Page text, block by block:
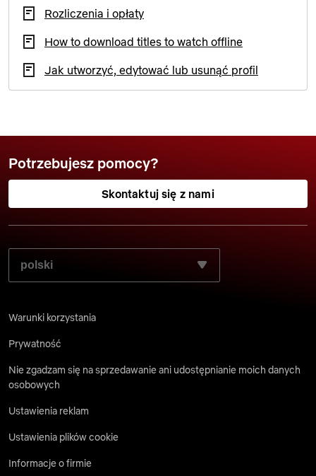
Rozliczenia i opłaty
How to download titles to watch offline
Jak utworzyć, edytować lub usunąć profil
Potrzebujesz pomocy?
Skontaktuj się z nami
WYBIERZ PREFEROWANY JĘZYK:
Warunki korzystania
Prywatność
Nie zgadzam się na sprzedawanie ani udostępnianie moich danych
osobowych
Ustawienia reklam
Ustawienia plików cookie
Informacje o firmie